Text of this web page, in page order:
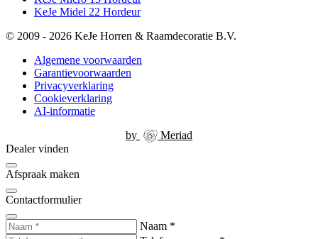
KeJe Midel 22 Hordeur
© 2009 - 2026 KeJe Horren & Raamdecoratie B.V.
Algemene voorwaarden
Garantievoorwaarden
Privacyverklaring
Cookieverklaring
AI-informatie
by
Meriad
Dealer vinden
Afspraak maken
Contactformulier
Naam *